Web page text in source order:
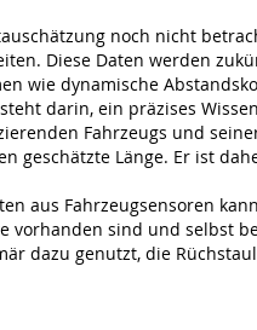
noch nicht
Diese Daten werden
wie dynamische
darin, ein präzises
Fahrzeugs und
geschätzte Länge. Er ist
aus Fahrzeugsensoren
vorhanden sind und selbst
dazu genutzt, die